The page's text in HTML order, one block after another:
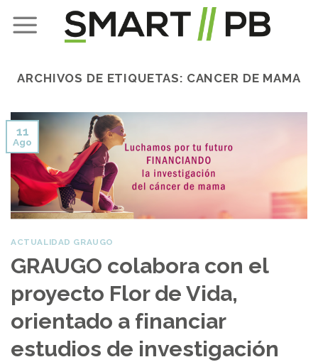
ARCHIVOS DE ETIQUETAS: CANCER DE MAMA
11
Ago
ACTUALIDAD GRAUGO
GRAUGO colabora con el
proyecto Flor de Vida,
orientado a financiar
estudios de investigación